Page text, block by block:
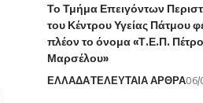
Το Τμήμα Επειγόντων
του Κέντρου Υγείας Πάτμου
πλέον το όνομα «Τ.Ε.Π.
Μαρσέλου»
ΕΛΛΑΔΑΤΕΛΕΥΤΑΙΑ ΑΡΘΡΑ06/